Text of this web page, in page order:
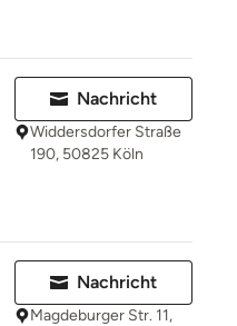
Nachricht
Widdersdorfer Straße
190, 50825 Köln
Nachricht
Magdeburger Str. 11,